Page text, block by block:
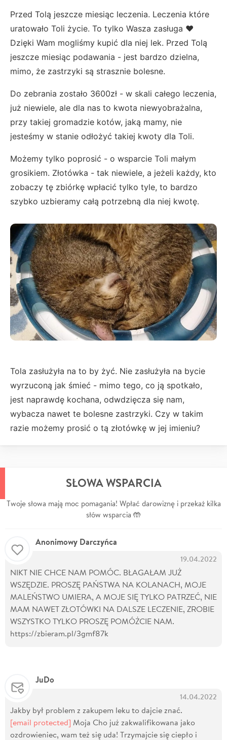
Przed Tolą jeszcze miesiąc leczenia. Leczenia które
uratowało Toli życie. To tylko Wasza zasługa ❤️
Dzięki Wam mogliśmy kupić dla niej lek. Przed Tolą
jeszcze miesiąc podawania - jest bardzo dzielna,
mimo, że zastrzyki są strasznie bolesne.
Do zebrania zostało 3600zł - w skali całego leczenia,
już niewiele, ale dla nas to kwota niewyobrażalna,
przy takiej gromadzie kotów, jaką mamy, nie
jesteśmy w stanie odłożyć takiej kwoty dla Toli.
Możemy tylko poprosić - o wsparcie Toli małym
grosikiem. Złotówka - tak niewiele, a jeżeli każdy, kto
zobaczy tę zbiórkę wpłacić tylko tyle, to bardzo
szybko uzbieramy całą potrzebną dla niej kwotę.
Tola zasłużyła na to by żyć. Nie zasłużyła na bycie
wyrzuconą jak śmieć - mimo tego, co ją spotkało,
jest naprawdę kochana, odwdzięcza się nam,
wybacza nawet te bolesne zastrzyki. Czy w takim
razie możemy prosić o tą złotówkę w jej imieniu?
SŁOWA WSPARCIA
Twoje słowa mają moc pomagania! Wpłać darowiznę i przekaż kilka
słów wsparcia 🤲
Anonimowy Darczyńca
19.04.2022
NIKT NIE CHCE NAM POMÓC. BŁAGAŁAM JUŻ
WSZĘDZIE. PROSZĘ PAŃSTWA NA KOLANACH, MOJE
MALEŃSTWO UMIERA, A MOJE SIĘ TYLKO PATRZEĆ, NIE
MAM NAWET ZŁOTÓWKI NA DALSZE LECZENIE, ZROBIE
WSZYSTKO TYLKO PROSZĘ POMÓŻCIE NAM.
https://zbieram.pl/3gmf87k
JuDo
14.04.2022
Jakby był problem z zakupem leku to dajcie znać.
[email protected] Moja Cho już zakwalifikowana jako
ozdrowieniec, wam też się uda! Trzymajcie się ciepło i